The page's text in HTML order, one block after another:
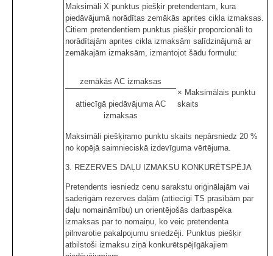
Maksimāli X punktus piešķir pretendentam, kura
piedāvājumā norādītas zemākās aprites cikla izmaksas.
Citiem pretendentiem punktus piešķir proporcionāli to
norādītajām aprites cikla izmaksām salīdzinājumā ar
zemākajām izmaksām, izmantojot šādu formulu:
zemākās AC izmaksas
× Maksimālais punktu
skaits
attiecīgā piedāvājuma AC
izmaksas
Maksimāli piešķiramo punktu skaits nepārsniedz 20 %
no kopējā saimnieciskā izdevīguma vērtējuma.
3. REZERVES DAĻU IZMAKSU KONKURĒTSPĒJA
Pretendents iesniedz cenu sarakstu oriģinālajām vai
saderīgām rezerves daļām (attiecīgi TS prasībām par
daļu nomaināmību) un orientējošās darbaspēka
izmaksas par to nomaiņu, ko veic pretendenta
pilnvarotie pakalpojumu sniedzēji. Punktus piešķir
atbilstoši izmaksu ziņā konkurētspējīgākajiem